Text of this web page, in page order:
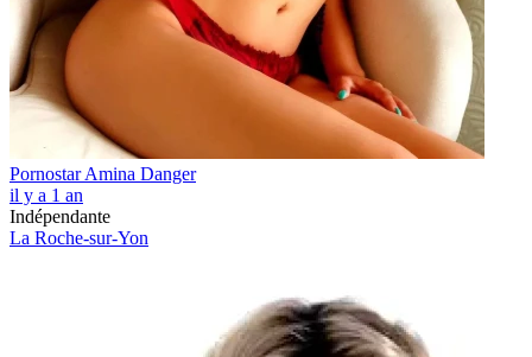
Pornostar Amina Danger
il y a 1 an
Indépendante
La Roche-sur-Yon